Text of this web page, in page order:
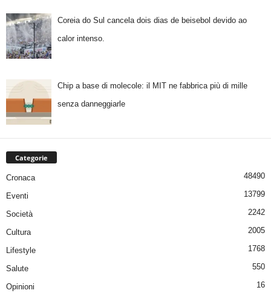
Coreia do Sul cancela dois dias de beisebol devido ao
calor intenso.
Chip a base di molecole: il MIT ne fabbrica più di mille
senza danneggiarle
Categorie
Cronaca 48490
Eventi 13799
Società 2242
Cultura 2005
Lifestyle 1768
Salute 550
Opinioni 16